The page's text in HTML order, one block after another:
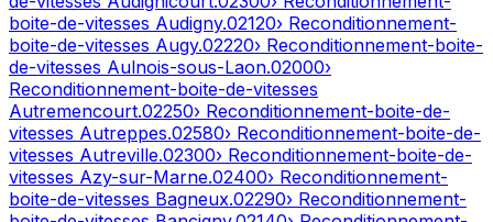
boite-de-vitesses Audigny.02120› Reconditionnement-
boite-de-vitesses Augy.02220› Reconditionnement-boite-
de-vitesses Aulnois-sous-Laon.02000›
Reconditionnement-boite-de-vitesses
Autremencourt.02250› Reconditionnement-boite-de-
vitesses Autreppes.02580› Reconditionnement-boite-de-
vitesses Autreville.02300› Reconditionnement-boite-de-
vitesses Azy-sur-Marne.02400› Reconditionnement-
boite-de-vitesses Bagneux.02290› Reconditionnement-